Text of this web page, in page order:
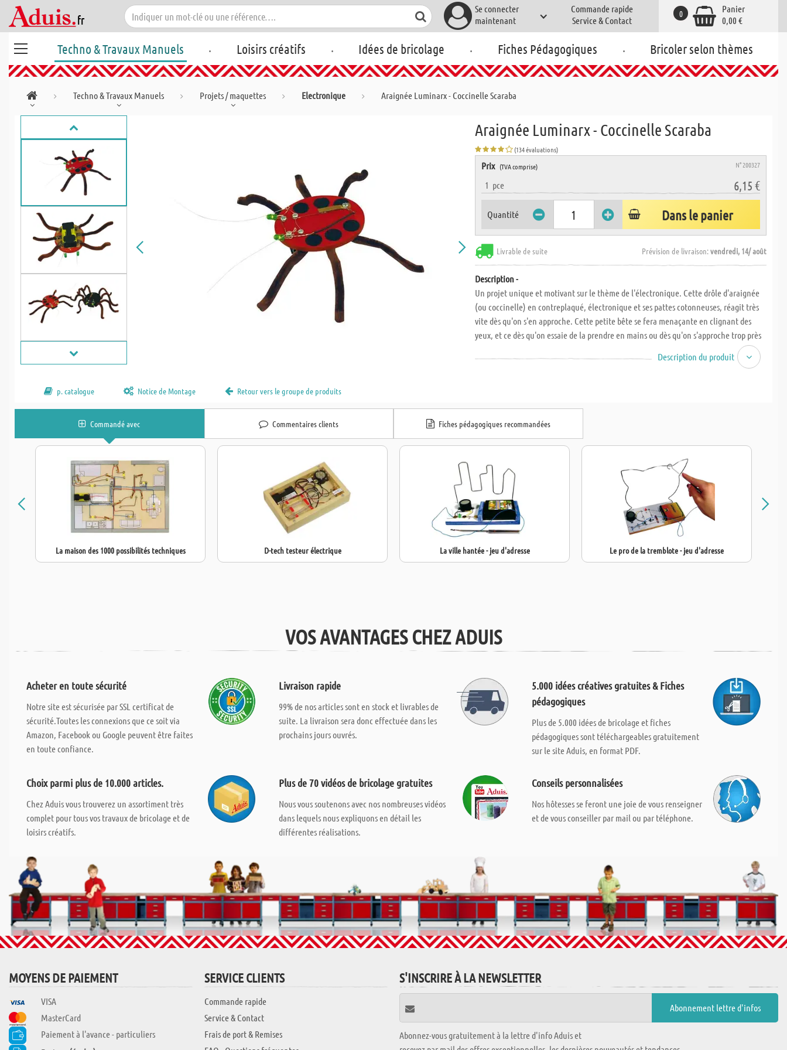
Se connecter
maintenant
Commande rapide
Service & Contact
Panier
0,00 €
0
Techno & Travaux Manuels . Loisirs créatifs . Idées de bricolage . Fiches Pédagogiques . Bricoler selon thèmes
Techno & Travaux Manuels Projets / maquettes Electronique Araignée Luminarx - Coccinelle Scaraba
Araignée Luminarx - Coccinelle Scaraba
(134 évaluations)
Prix (TVA comprise) N° 200327
1 pce 6,15 €
Quantité Dans le panier
Livrable de suite Prévision de livraison:vendredi, 14/ août
Description -
Un projet unique et motivant sur le thème de l'électronique. Cette drôle d'araignée
(ou coccinelle) en contreplaqué, électronique et ses pattes cotonneuses, réagit très
vite dès qu'on s'en approche. Cette petite bête se fera menaçante en clignant des
yeux, et ce dès qu'on essaie de la prendre en mains ou dès qu'on s'approche trop près
de ses antennes. L'effet de ce projet est total dans l'obscurité des angles sombres,
dans la nuit… et fera le bonheur des copains à l'approche de Halloween. Dimensions
Description du produit
p. catalogue Notice de Montage Retour vers le groupe de produits
Commandé avec Commentaires clients Fiches pédagogiques recommandées
La maison des 1000 possibilités techniques D-tech testeur électrique La ville hantée - jeu d'adresse Le pro de la tremblote - jeu d'adresse
VOS AVANTAGES CHEZ ADUIS
Acheter en toute sécurité
Notre site est sécurisée par SSL certificat de
sécurité.Toutes les connexions que ce soit via
Amazon, Facebook ou Google peuvent être faites
en toute confiance.
Livraison rapide
99% de nos articles sont en stock et livrables de
suite. La livraison sera donc effectuée dans les
prochains jours ouvrés.
5.000 idées créatives gratuites & Fiches
pédagogiques
Plus de 5.000 idées de bricolage et fiches
pédagogiques sont téléchargeables gratuitement
sur le site Aduis, en format PDF.
Choix parmi plus de 10.000 articles.
Chez Aduis vous trouverez un assortiment très
complet pour tous vos travaux de bricolage et de
loisirs créatifs.
Plus de 70 vidéos de bricolage gratuites
Nous vous soutenons avec nos nombreuses vidéos
dans lequels nous expliquons en détail les
différentes réalisations.
Conseils personnalisées
Nos hôtesses se feront une joie de vous renseigner
et de vous conseiller par mail ou par téléphone.
MOYENS DE PAIEMENT
VISA
MasterCard
Paiement à l'avance - particuliers
SERVICE CLIENTS
Commande rapide
Service & Contact
Frais de port & Remises
S'INSCRIRE À LA NEWSLETTER
Abonnez-vous gratuitement à la lettre d'info Aduis et